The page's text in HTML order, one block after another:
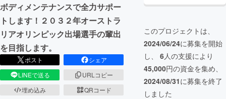
ボディメンテナンスで全力サポー
トします！２０３２年オーストラ
リアオリンピック出場選手の輩出
を目指します。
ポスト
シェア
LINEで送る
URLコピー
埋め込み
QRコード
このプロジェクトは、
2024/06/24に募集を開始
し、 6人の支援により
45,000円の資金を集め、
2024/08/31に募集を終了
しました